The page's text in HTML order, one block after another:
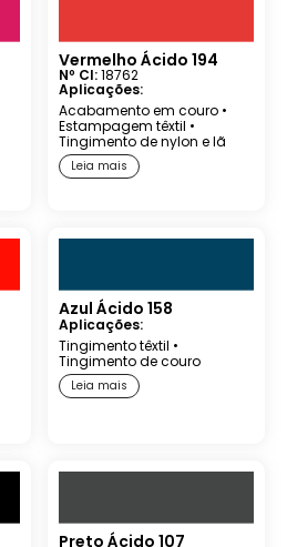
Vermelho Ácido 194
Nº CI:18762
Aplicações:
Acabamento em couro•
Estampagem têxtil •
Tingimento de nylon e lã
Leia mais
Azul Ácido 158
Aplicações:
Tingimento têxtil •
Tingimento de couro
Leia mais
Preto Ácido 107